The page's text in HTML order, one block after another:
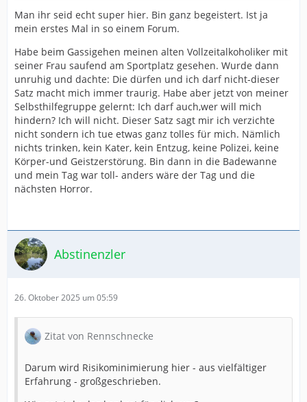
Man ihr seid echt super hier. Bin ganz begeistert. Ist ja
mein erstes Mal in so einem Forum.
Habe beim Gassigehen meinen alten Vollzeitalkoholiker mit
seiner Frau saufend am Sportplatz gesehen. Wurde dann
unruhig und dachte: Die dürfen und ich darf nicht-dieser
Satz macht mich immer traurig. Habe aber jetzt von meiner
Selbsthilfegruppe gelernt: Ich darf auch,wer will mich
hindern? Ich will nicht. Dieser Satz sagt mir ich verzichte
nicht sondern ich tue etwas ganz tolles für mich. Nämlich
nichts trinken, kein Kater, kein Entzug, keine Polizei, keine
Körper-und Geistzerstörung. Bin dann in die Badewanne
und mein Tag war toll- anders wäre der Tag und die
nächsten Horror.
Abstinenzler
26. Oktober 2025 um 05:59
Zitat von Rennschnecke
Darum wird Risikominimierung hier - aus vielfältiger
Erfahrung - großgeschrieben.